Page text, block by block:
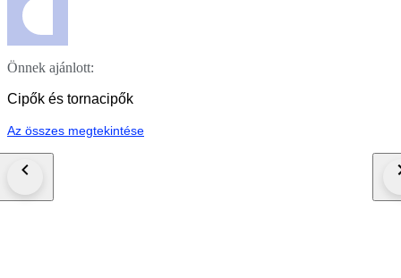
Önnek ajánlott:
Cipők és tornacipők
Az összes megtekintése